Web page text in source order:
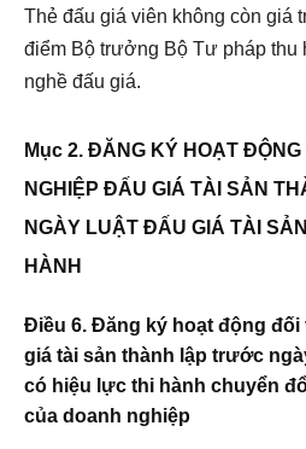
Thẻ đấu giá viên không còn giá
điểm Bộ trưởng Bộ Tư pháp thu
nghề đấu giá.
Mục 2. ĐĂNG KÝ HOẠT
NGHIỆP ĐẤU GIÁ TÀI SẢN
NGÀY LUẬT ĐẤU GIÁ TÀI
HÀNH
Điều 6. Đăng ký hoạt động
giá tài sản thành lập trước
có hiệu lực thi hành chuyển
của doanh nghiệp